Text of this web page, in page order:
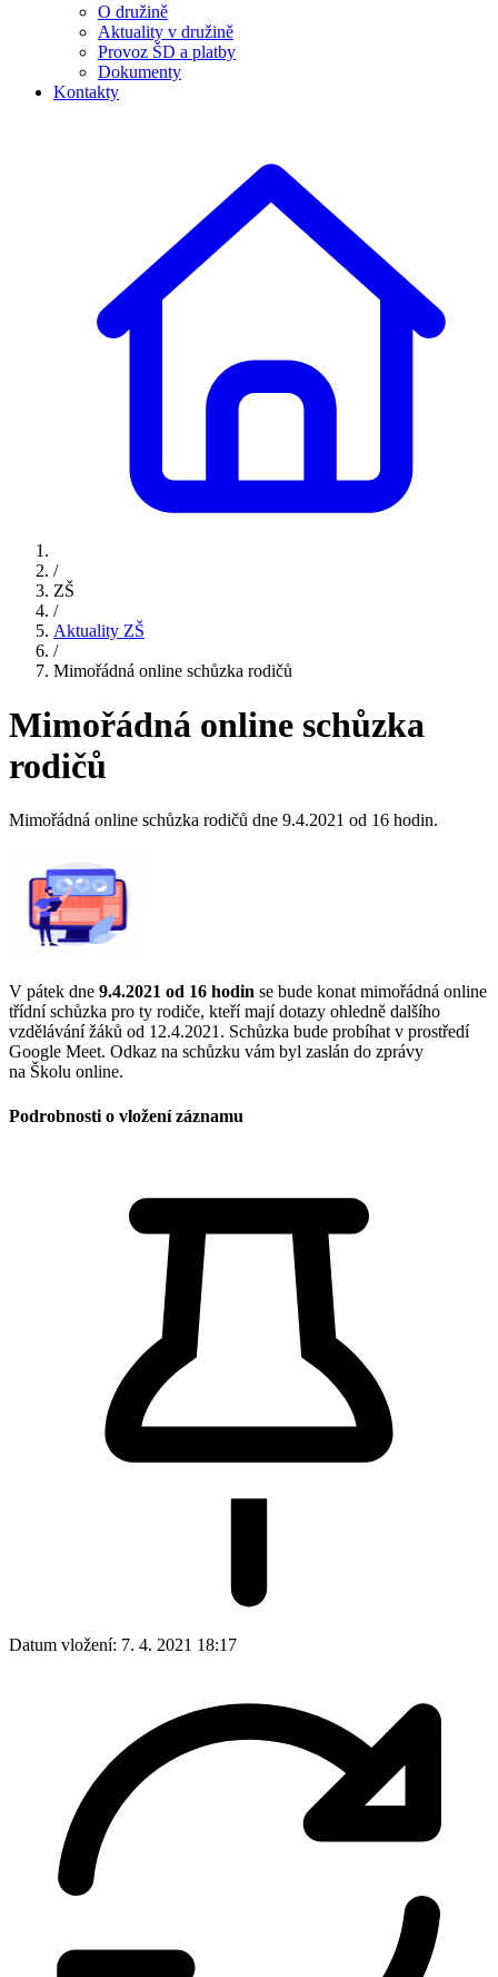
O družině
Aktuality v družině
Provoz ŠD a platby
Dokumenty
Kontakty
/
ZŠ
/
Aktuality ZŠ
/
Mimořádná online schůzka rodičů
Mimořádná online schůzka
rodičů
Mimořádná online schůzka rodičů dne 9.4.2021 od 16 hodin.
V pátek dne 9.4.2021 od 16 hodin se bude konat mimořádná online
třídní schůzka pro ty rodiče, kteří mají dotazy ohledně dalšího
vzdělávání žáků od 12.4.2021. Schůzka bude probíhat v prostředí
Google Meet. Odkaz na schůzku vám byl zaslán do zprávy
na Školu online.
Podrobnosti o vložení záznamu
Datum vložení: 7. 4. 2021 18:17